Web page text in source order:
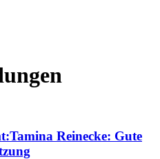
:Tamina Reinecke: Gute